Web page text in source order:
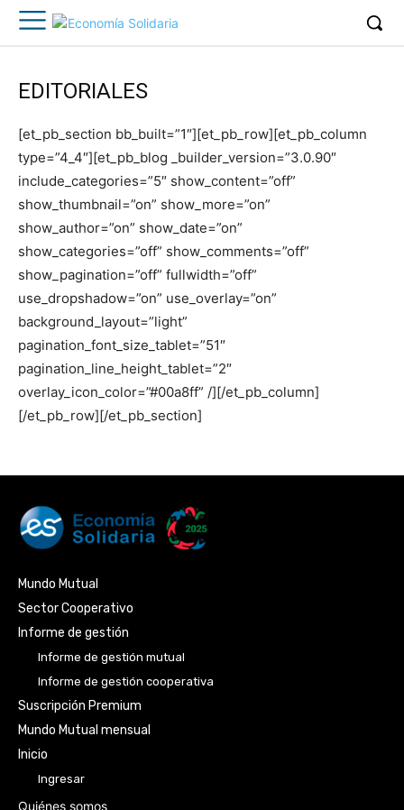
EDITORIALES
[et_pb_section bb_built=”1″][et_pb_row][et_pb_column
type=”4_4″][et_pb_blog _builder_version=”3.0.90″
include_categories=”5″ show_content=”off”
show_thumbnail=”on” show_more=”on”
show_author=”on” show_date=”on”
show_categories=”off” show_comments=”off”
show_pagination=”off” fullwidth=”off”
use_dropshadow=”on” use_overlay=”on”
background_layout=”light”
pagination_font_size_tablet=”51″
pagination_line_height_tablet=”2″
overlay_icon_color=”#00a8ff” /][/et_pb_column]
[/et_pb_row][/et_pb_section]
Mundo Mutual
Sector Cooperativo
Informe de gestión
Informe de gestión mutual
Informe de gestión cooperativa
Suscripción Premium
Mundo Mutual mensual
Inicio
Ingresar
Quiénes somos